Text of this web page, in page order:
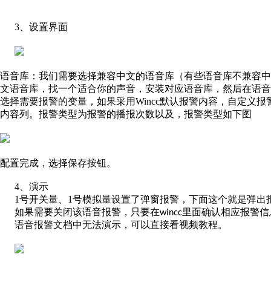
3、 设置界面
语音库：我们需要选择兼容中文的语音库（有些语音库不兼容
文语音库， 找一个适合你的声音 ，安装对应语音库，然后在语
选择需要报警的变量，如果采用Wincc默认报警内容，自定义报
内容列。报警类型为报警的播报次数以及，报警类型如下图
配置完成，选择保存按钮。
4、 演示
1号开关量、 1号模拟量设置了弹窗报警，下面这个就是弹出
如果需要关闭该语音报警，只要在wincc里面确认相应报警
语音报警文档中无法演示，可以直接看视频教程。